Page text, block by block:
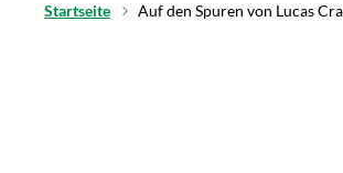
Startseite Auf den Spuren von Lucas